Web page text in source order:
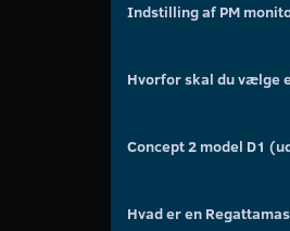
Indstilling af PM
Hvorfor skal du vælge
Concept 2 model D1
Hvad er en